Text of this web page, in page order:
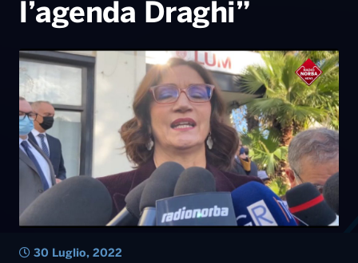
l’agenda Draghi”
30 Luglio, 2022